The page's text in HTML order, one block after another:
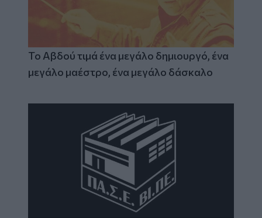
Το Αβδού τιμά ένα μεγάλο δημιουργό, ένα
μεγάλο μαέστρο, ένα μεγάλο δάσκαλο